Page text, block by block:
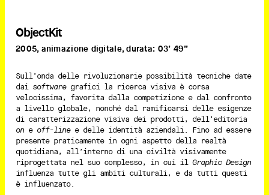
ObjectKit
2005, animazione digitale, durata: 03’ 49”
Sull’onda delle rivoluzionarie possibilità tecniche date
dai softwaregrafici la ricerca visiva è corsa
velocissima, favorita dalla competizione e dal confronto
a livello globale, nonché dal ramificarsi delle esigenze
di caratterizzazione visiva dei prodotti, dell’editoria
one off-linee delle identità aziendali. Fino ad essere
presente praticamente in ogni aspetto della realtà
quotidiana, all’interno di una civiltà visivamente
riprogettata nel suo complesso, in cui il Graphic Design
influenza tutte gli ambiti culturali, e da tutti questi
è influenzato.